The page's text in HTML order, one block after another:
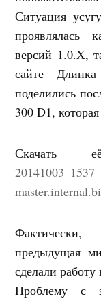
Ситуация
проявлялась
версий 1.0.X,
сайте
поделились
300 D1,
предыдущая
сделали
Проблему с